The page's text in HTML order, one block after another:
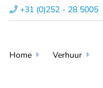
 +31 (0)252 - 28 5005​
Home  Verhuur 